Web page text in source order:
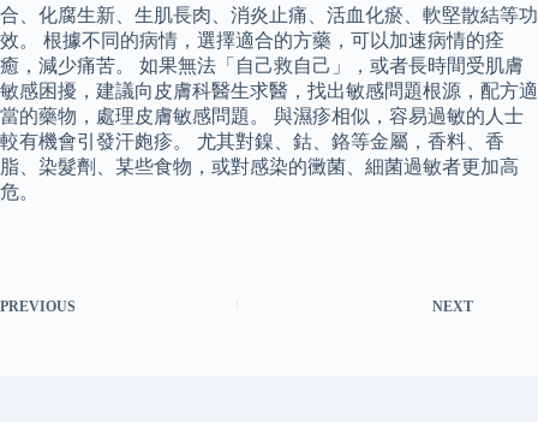
合、化腐生新、生肌長肉、消炎止痛、活血化瘀、軟堅散結等功
效。 根據不同的病情，選擇適合的方藥，可以加速病情的痊
癒，減少痛苦。 如果無法「自己救自己」，或者長時間受肌膚
敏感困擾，建議向皮膚科醫生求醫，找出敏感問題根源，配方適
當的藥物，處理皮膚敏感問題。 與濕疹相似，容易過敏的人士
較有機會引發汗皰疹。 尤其對鎳、鈷、鉻等金屬，香料、香
脂、染髮劑、某些食物，或對感染的黴菌、細菌過敏者更加高
危。
PREVIOUS NEXT